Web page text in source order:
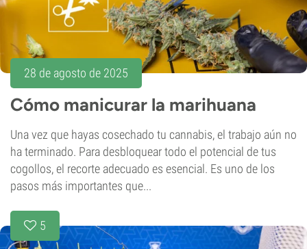
28 de agosto de 2025
Cómo manicurar la marihuana
Una vez que hayas cosechado tu cannabis, el trabajo aún no
ha terminado. Para desbloquear todo el potencial de tus
cogollos, el recorte adecuado es esencial. Es uno de los
pasos más importantes que...
5